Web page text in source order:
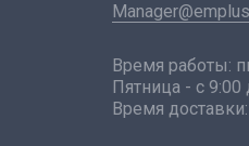
Время работы:
Пятница - с 9:00
Время